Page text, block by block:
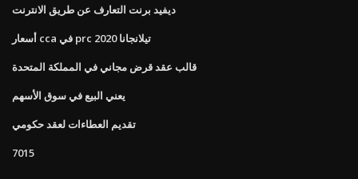
ديفيد برنت التعارف عن طريق الانترنت
أسعار cca في prc 2020 تيلانجانا
قالب عقد قرض مجاني في المملكة المتحدة
يعني البيع في سوق الأسهم
تقديم العطاءات لعقد حكومي
7015